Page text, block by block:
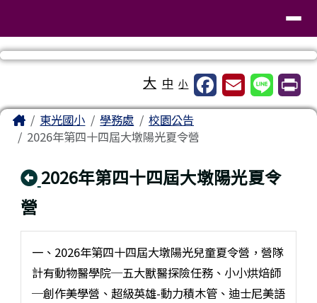
大 中 小
主內容區域
Home東光國小 學務處
校園公告
2026年第四十四屆大墩陽光夏令營
回上頁
2026年第四十四屆大墩陽光夏令
營
一、2026年第四十四屆大墩陽光兒童夏令營，營隊
計有動物醫學院─五大獸醫探險任務、小小烘焙師
─創作美學營、超級英雄-動力積木管、迪士尼美語
頁尾區域